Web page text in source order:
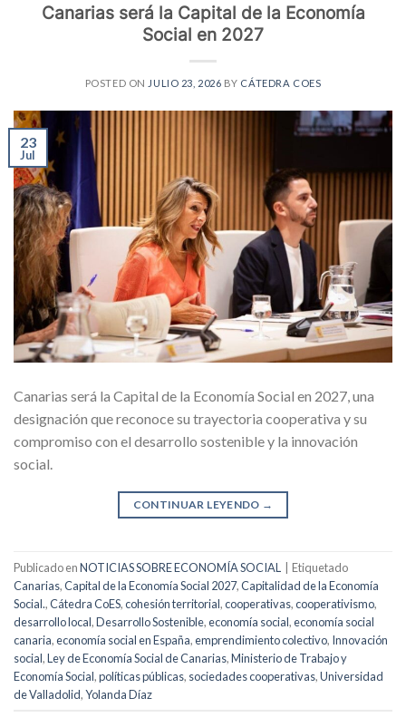
Canarias será la Capital de la Economía
Social en 2027
POSTED ON JULIO 23, 2026 BY CÁTEDRA COES
23
Jul
Canarias será la Capital de la Economía Social en 2027, una
designación que reconoce su trayectoria cooperativa y su
compromiso con el desarrollo sostenible y la innovación
social.
CONTINUAR LEYENDO →
Publicado enNOTICIAS SOBRE ECONOMÍA SOCIAL
Etiquetado
Canarias,Capital de la Economía Social 2027,Capitalidad de la Economía
Social.,Cátedra CoES,cohesión territorial,cooperativas,cooperativismo,
desarrollo local,Desarrollo Sostenible,economía social,economía social
canaria,economía social en España,emprendimiento colectivo, Innovación
social,Ley de Economía Social de Canarias,Ministerio de Trabajo y
Economía Social,políticas públicas, sociedades cooperativas,Universidad
de Valladolid,Yolanda Díaz